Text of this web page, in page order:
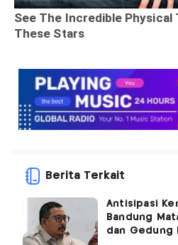
Berita Terkait
Antisipasi
Bandung
dan Gedung